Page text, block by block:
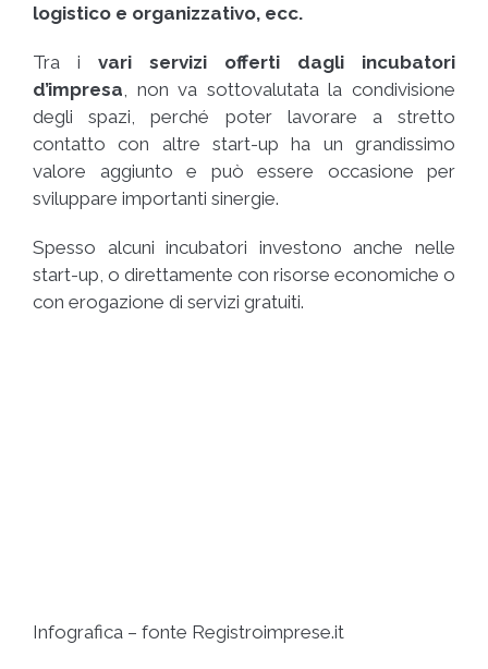
logistico e organizzativo, ecc.
Tra i vari servizi offerti dagli incubatori
d’impresa , non va sottovalutata la condivisione
degli spazi, perché poter lavorare a stretto
contatto con altre start-up ha un grandissimo
valore aggiunto e può essere occasione per
sviluppare importanti sinergie.
Spesso alcuni incubatori investono anche nelle
start-up, o direttamente con risorse economiche o
con erogazione di servizi gratuiti.
Infografica – fonte Registroimprese.it